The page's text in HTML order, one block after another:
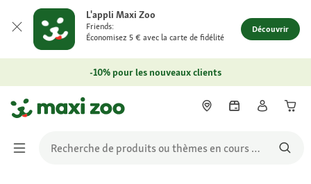
L'appli Maxi Zoo
Friends:
Économisez 5 € avec la carte de fidélité
Découvrir
-10% pour les nouveaux clients